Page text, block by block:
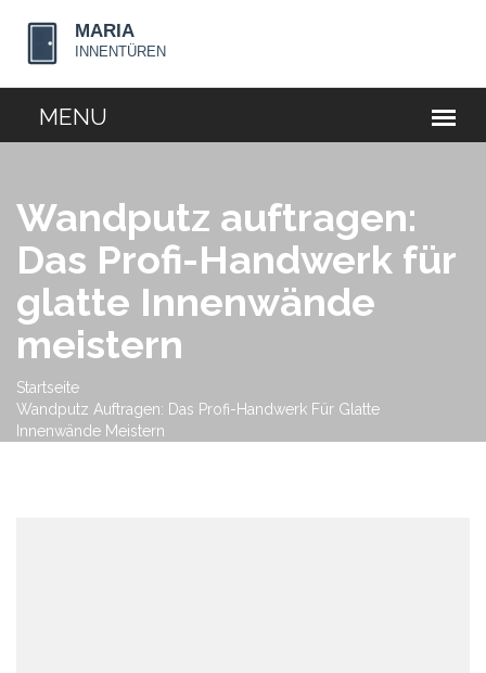
Wandputz auftragen:
Das Profi-Handwerk für
glatte Innenwände
meistern
Startseite
Wandputz Auftragen: Das Profi-Handwerk Für Glatte
Innenwände Meistern